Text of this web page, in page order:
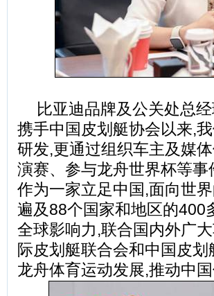
比亚迪品牌及公关处总
携手中国皮划艇协会以来,
研发,更通过组织车主及媒
演赛、参与龙舟世界杯等
作为一家立足中国,面向世
遍及88个国家和地区的400
全球影响力,联合国内外广
际皮划艇联合会和中国皮
龙舟体育运动发展,推动中